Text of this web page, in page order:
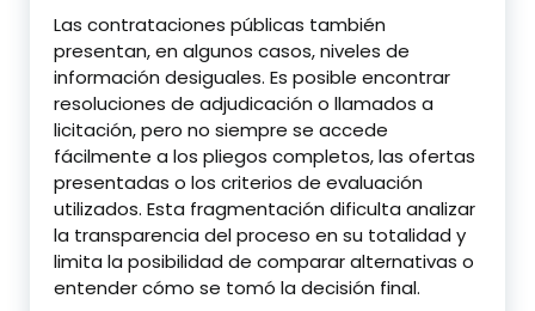
Las contrataciones públicas también
presentan, en algunos casos, niveles de
información desiguales. Es posible encontrar
resoluciones de adjudicación o llamados a
licitación, pero no siempre se accede
fácilmente a los pliegos completos, las ofertas
presentadas o los criterios de evaluación
utilizados. Esta fragmentación dificulta analizar
la transparencia del proceso en su totalidad y
limita la posibilidad de comparar alternativas o
entender cómo se tomó la decisión final.